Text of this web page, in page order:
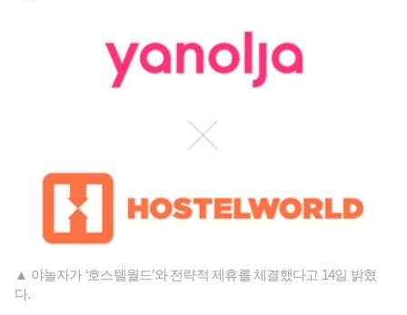
▲ 야놀자가 ‘호스텔월드’와 전략적 제휴를 체결했다고 14일 밝혔
다.